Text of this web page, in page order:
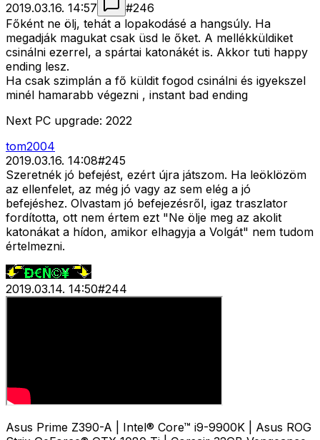
2019.03.16. 14:57 #246
Főként ne ölj, tehát a lopakodásé a hangsúly. Ha
megadják magukat csak üsd le őket. A mellékküldiket
csinálni ezerrel, a spártai katonákét is. Akkor tuti happy
ending lesz.
Ha csak szimplán a fő küldit fogod csinálni és igyekszel
minél hamarabb végezni , instant bad ending
Next PC upgrade: 2022
tom2004
2019.03.16. 14:08#245
Szeretnék jó befejést, ezért újra játszom. Ha leöklözöm
az ellenfelet, az még jó vagy az sem elég a jó
befejéshez. Olvastam jó befejezésről, igaz traszlator
fordította, ott nem értem ezt "Ne ölje meg az akolit
katonákat a hídon, amikor elhagyja a Volgát" nem tudom
értelmezni.
2019.03.14. 14:50#244
Asus Prime Z390-A | Intel® Core™ i9-9900K | Asus ROG